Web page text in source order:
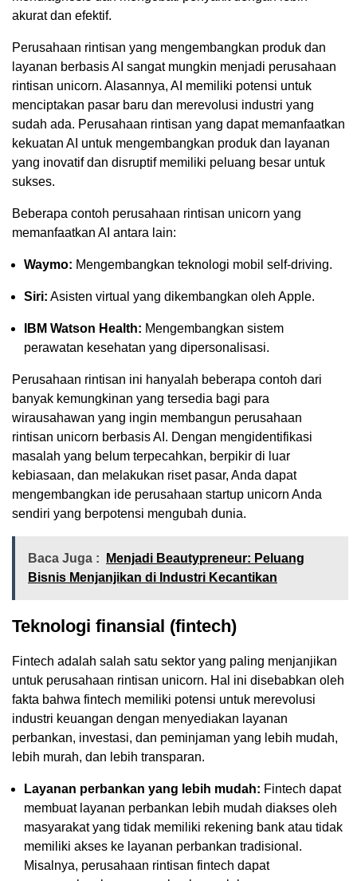
akurat dan efektif.
Perusahaan rintisan yang mengembangkan produk dan
layanan berbasis AI sangat mungkin menjadi perusahaan
rintisan unicorn. Alasannya, AI memiliki potensi untuk
menciptakan pasar baru dan merevolusi industri yang
sudah ada. Perusahaan rintisan yang dapat memanfaatkan
kekuatan AI untuk mengembangkan produk dan layanan
yang inovatif dan disruptif memiliki peluang besar untuk
sukses.
Beberapa contoh perusahaan rintisan unicorn yang
memanfaatkan AI antara lain:
Waymo: Mengembangkan teknologi mobil self-driving.
Siri: Asisten virtual yang dikembangkan oleh Apple.
IBM Watson Health: Mengembangkan sistem
perawatan kesehatan yang dipersonalisasi.
Perusahaan rintisan ini hanyalah beberapa contoh dari
banyak kemungkinan yang tersedia bagi para
wirausahawan yang ingin membangun perusahaan
rintisan unicorn berbasis AI. Dengan mengidentifikasi
masalah yang belum terpecahkan, berpikir di luar
kebiasaan, dan melakukan riset pasar, Anda dapat
mengembangkan ide perusahaan startup unicorn Anda
sendiri yang berpotensi mengubah dunia.
Baca Juga :
Menjadi Beautypreneur: Peluang
Bisnis Menjanjikan di Industri Kecantikan
Teknologi finansial (fintech)
Fintech adalah salah satu sektor yang paling menjanjikan
untuk perusahaan rintisan unicorn. Hal ini disebabkan oleh
fakta bahwa fintech memiliki potensi untuk merevolusi
industri keuangan dengan menyediakan layanan
perbankan, investasi, dan peminjaman yang lebih mudah,
lebih murah, dan lebih transparan.
Layanan perbankan yang lebih mudah: Fintech dapat
membuat layanan perbankan lebih mudah diakses oleh
masyarakat yang tidak memiliki rekening bank atau tidak
memiliki akses ke layanan perbankan tradisional.
Misalnya, perusahaan rintisan fintech dapat